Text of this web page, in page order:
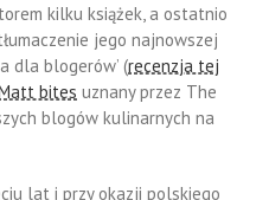
kilku książek, a ostatnio
jego najnowszej
dla blogerów’ (recenzja tej
bites uznany przez The
blogów kulinarnych na
lat i przy okazji polskiego